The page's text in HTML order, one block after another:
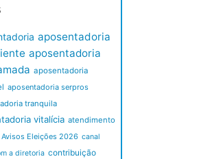
aposentadoria
aposentadoria
aposentadoria
aposentadoria serpros
tranquila
vitalícia atendimento
Avisos Eleições 2026 canal
a diretoria contribuição